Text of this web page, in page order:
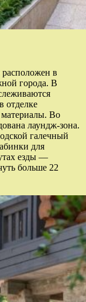
расположен в
города. В
отделке
материалы. Во
лаундж-зона.
галечный
для
езды —
больше 22